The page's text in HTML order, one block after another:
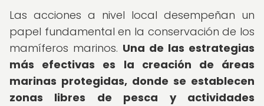
Las acciones a nivel local desempeñan un
papel fundamental en la conservación de los
mamíferos marinos. Una de las estrategias
más efectivas es la creación de áreas
marinas protegidas, donde se establecen
zonas libres de pesca y actividades